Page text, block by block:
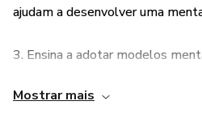
ajudam a desenvolver uma
3. Ensina a adotar modelos
para direcionar a mente rumo a
Mostrar mais